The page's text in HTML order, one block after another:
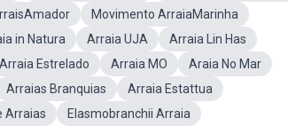
Movimento ArraiaMarinha
in Natura Arraia UJA
Arraia Lin Has
Arraia Estrelado Arraia MO
Araia No Mar
Arraias Branquias
Arraia Estattua
Arraias
Elasmobranchii Arraia